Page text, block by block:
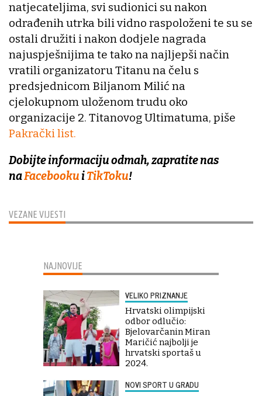
VEZANE VIJESTI
natjecateljima, svi sudionici su nakon
odrađenih utrka bili vidno raspoloženi te su se
ostali družiti i nakon dodjele nagrada
najuspješnijima te tako na najljepši način
vratili organizatoru Titanu na čelu s
predsjednicom Biljanom Milić na
cjelokupnom uloženom trudu oko
organizacije 2. Titanovog Ultimatuma, piše
Pakrački list.
Dobijte informaciju odmah, zapratite nas
naFacebookuiTikToku!
NAJNOVIJE
VELIKO PRIZNANJE
Hrvatski olimpijski
odbor odlučio:
Bjelovarčanin Miran
Maričić najbolji je
hrvatski sportaš u
2024.
NOVI SPORT U GRADU